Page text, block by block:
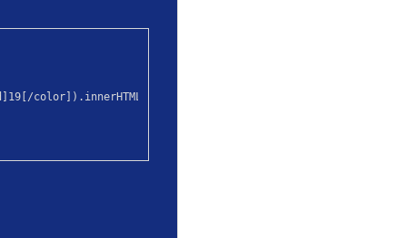
color]).innerHTML="<a href='javascript:void(0);'